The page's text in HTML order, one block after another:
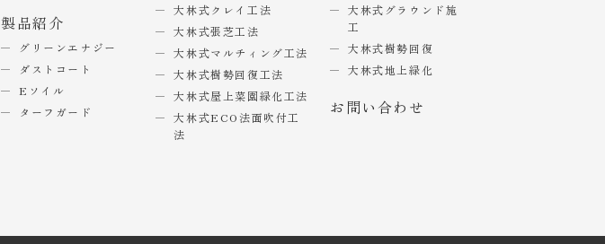
製品紹介
グリーンエナジー
ダストコート
Eソイル
ターフガード
大林式クレイ工法
大林式張芝工法
大林式マルチィング工法
大林式樹勢回復工法
大林式屋上菜園緑化工法
大林式ECO法面吹付工
法
大林式グラウンド施
工
大林式樹勢回復
大林式地上緑化
お問い合わせ